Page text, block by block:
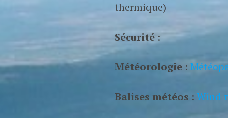
thermique)
Sécurité:
Météorologie:
Balises météos : Wind